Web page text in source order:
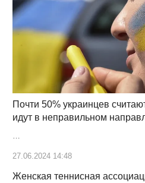
Почти 50% украинцев
идут в неправильном
…
27.06.2024 14:48
Женская теннисная